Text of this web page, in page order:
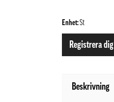
Enhet:St
Registrera dig
Beskrivning